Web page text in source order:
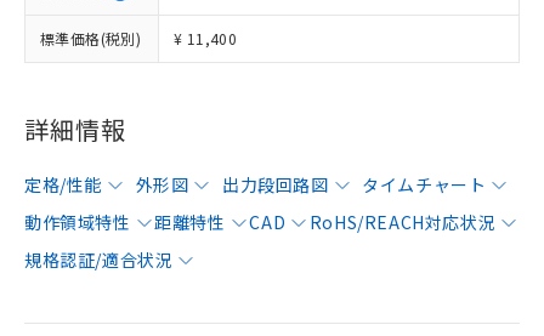
標準価格(税別) ¥ 11,400
詳細情報
定格/性能 外形図 出力段回路図
タイムチャート
動作領域特性
距離特性 CAD
RoHS/REACH対応状況
規格認証/適合状況